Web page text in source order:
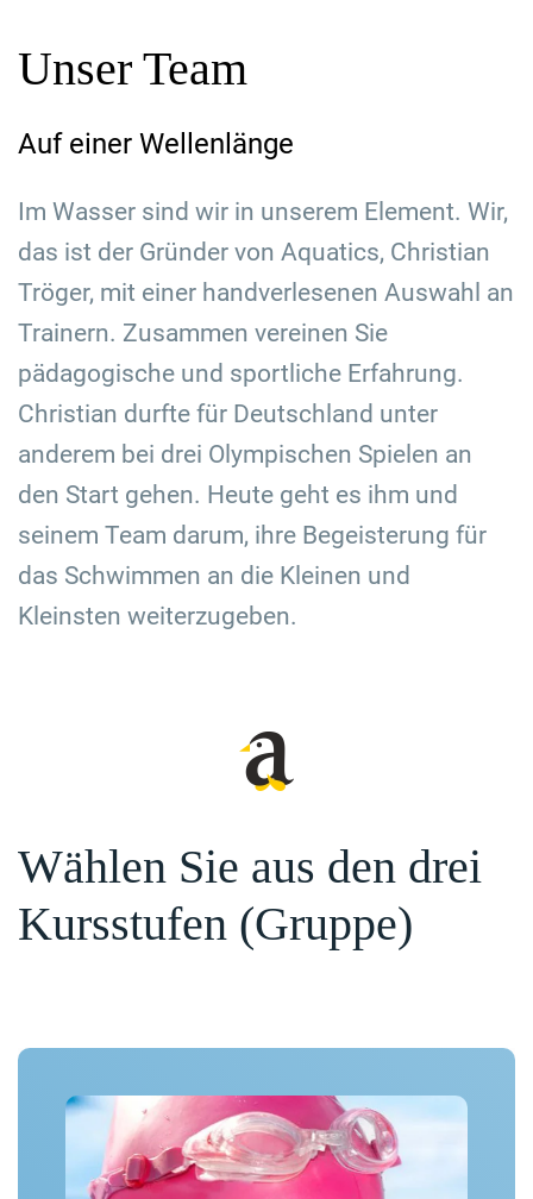
Unser Team
Auf einer Wellenlänge
Im Wasser sind wir in unserem Element. Wir,
das ist der Gründer von Aquatics, Christian
Tröger, mit einer handverlesenen Auswahl an
Trainern. Zusammen vereinen Sie
pädagogische und sportliche Erfahrung.
Christian durfte für Deutschland unter
anderem bei drei Olympischen Spielen an
den Start gehen. Heute geht es ihm und
seinem Team darum, ihre Begeisterung für
das Schwimmen an die Kleinen und
Kleinsten weiterzugeben.
Wählen Sie aus den drei
Kursstufen (Gruppe)